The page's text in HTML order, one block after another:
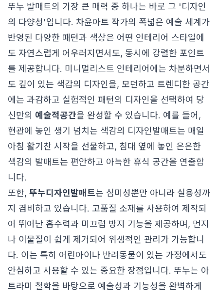
뚜누 발매트의 가장 큰 매력 중 하나는 바로 그 '디자인
의 다양성'입니다. 차윤아트 작가의 폭넓은 예술 세계가
반영된 다양한 패턴과 색상은 어떤 인테리어 스타일에
도 자연스럽게 어우러지면서도, 동시에 강렬한 포인트
를 제공합니다. 미니멀리스트 인테리어에는 차분하면서
도 깊이 있는 색감의 디자인을, 모던하고 트렌디한 공간
에는 과감하고 실험적인 패턴의 디자인을 선택하여 당
신만의 예술적공간을 완성할 수 있습니다. 예를 들어,
현관에 놓인 생기 넘치는 색감의 디자인발매트는 매일
아침 활기찬 시작을 선물하고, 침대 옆에 놓인 은은한
색감의 발매트는 편안하고 아늑한 휴식 공간을 연출합
니다.
또한, 뚜누디자인발매트는 심미성뿐만 아니라 실용성까
지 겸비하고 있습니다. 고품질 소재를 사용하여 제작되
어 뛰어난 흡수력과 미끄럼 방지 기능을 제공하며, 먼지
나 이물질이 쉽게 제거되어 위생적인 관리가 가능합니
다. 이는 특히 어린아이나 반려동물이 있는 가정에서도
안심하고 사용할 수 있는 중요한 장점입니다. 뚜누는 아
트라미 철학을 바탕으로 예술성과 기능성을 완벽하게